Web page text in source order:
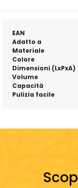
EAN
Adatto a
Materiale
Colore
Dimensioni (LxPxA)
Volume
Capacità
Pulizia facile